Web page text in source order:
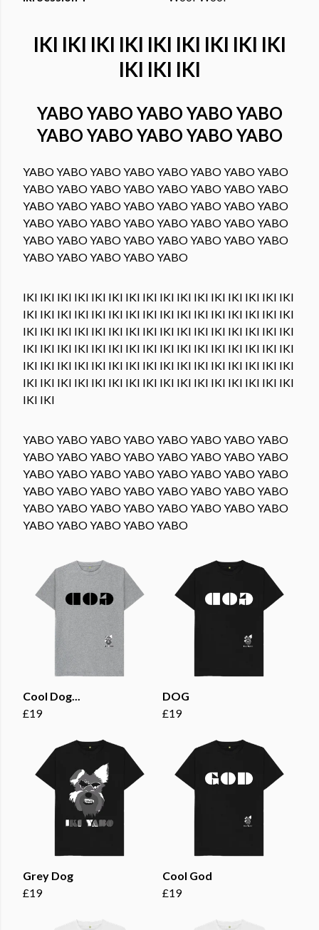
IKI IKI IKI IKI IKI IKI IKI IKI IKI
IKI IKI IKI
YABO YABO YABO YABO YABO
YABO YABO YABO YABO YABO
YABO YABO YABO YABO YABO YABO YABO YABO
YABO YABO YABO YABO YABO YABO YABO YABO
YABO YABO YABO YABO YABO YABO YABO YABO
YABO YABO YABO YABO YABO YABO YABO YABO
YABO YABO YABO YABO YABO YABO YABO YABO
YABO YABO YABO YABO YABO
IKI IKI IKI IKI IKI IKI IKI IKI IKI IKI IKI IKI IKI IKI IKI IKI
IKI IKI IKI IKI IKI IKI IKI IKI IKI IKI IKI IKI IKI IKI IKI IKI
IKI IKI IKI IKI IKI IKI IKI IKI IKI IKI IKI IKI IKI IKI IKI IKI
IKI IKI IKI IKI IKI IKI IKI IKI IKI IKI IKI IKI IKI IKI IKI IKI
IKI IKI IKI IKI IKI IKI IKI IKI IKI IKI IKI IKI IKI IKI IKI IKI
IKI IKI IKI IKI IKI IKI IKI IKI IKI IKI IKI IKI IKI IKI IKI IKI
IKI IKI
YABO YABO YABO YABO YABO YABO YABO YABO
YABO YABO YABO YABO YABO YABO YABO YABO
YABO YABO YABO YABO YABO YABO YABO YABO
YABO YABO YABO YABO YABO YABO YABO YABO
YABO YABO YABO YABO YABO YABO YABO YABO
YABO YABO YABO YABO YABO
Cool Dog...
£19
DOG
£19
Grey Dog
£19
Cool God
£19